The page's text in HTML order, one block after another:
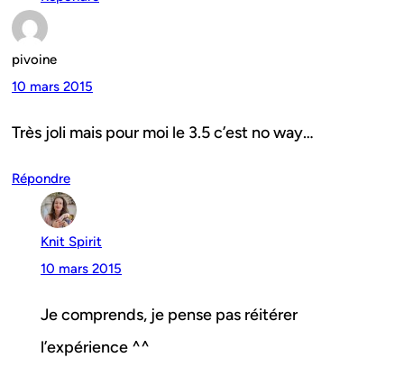
pivoine
10 mars 2015
Très joli mais pour moi le 3.5 c’est no way…
Répondre
Knit Spirit
10 mars 2015
Je comprends, je pense pas réitérer
l’expérience ^^